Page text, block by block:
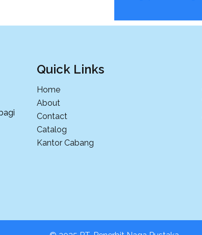
Quick Links
Home
About
Contact
Catalog
Kantor Cabang